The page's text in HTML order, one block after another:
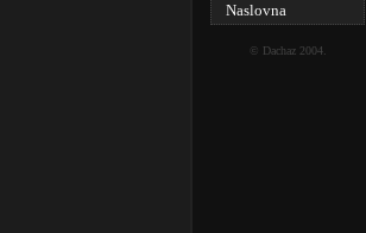
Naslovna
© Dachaz2004.